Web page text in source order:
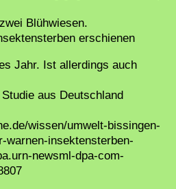
Blühwiesen.
erschienen
Jahr. Ist allerdings auch
aus Deutschland
wissen/umwelt-bissingen-
warnen-insektensterben-
newsml-dpa-com-